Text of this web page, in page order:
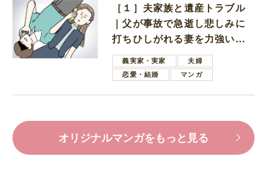
［１］夫家族と遺産トラブル
｜父が事故で急逝し悲しみに
打ちひしがれる妻を力強い言
葉で励ます夫
義実家・実家
夫婦
恋愛・結婚
マンガ
オリジナルマンガをもっと見る